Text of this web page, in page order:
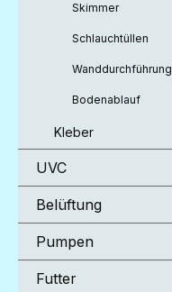
Skimmer
Schlauchtüllen
Wanddurchführung
Bodenablauf
Kleber
UVC
Belüftung
Pumpen
Futter